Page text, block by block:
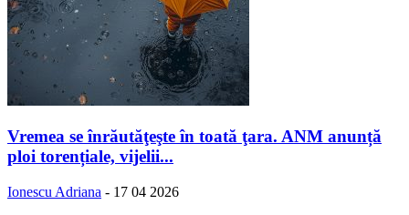
Vremea se înrăutăţeşte în toată ţara. ANM anunță
ploi torențiale, vijelii...
Ionescu Adriana - 17 04 2026